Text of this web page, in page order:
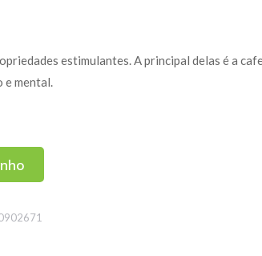
estimulantes. A principal delas é a
e mental.